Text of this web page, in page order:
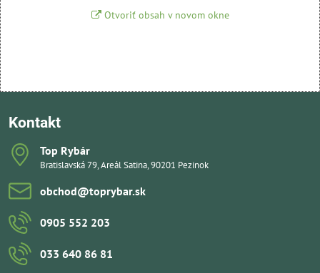
Otvoriť obsah v novom okne
Kontakt
Top Rybár
Bratislavská 79, Areál Satina, 90201 Pezinok
obchod​@toprybar​.sk
0905 552 203
033 640 86 81